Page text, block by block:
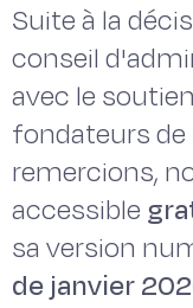
Suite à la
conseil
avec le
fondateurs de
remercions,
accessible
sa version
de janvier